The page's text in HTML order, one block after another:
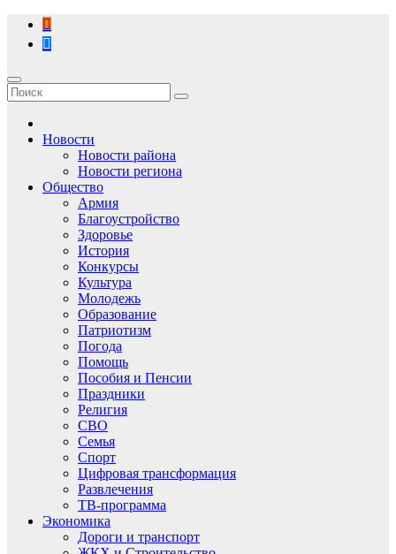
Перейти
содержимому
Новости
Новости района
Новости региона
Общество
Армия
Благоустройство
Здоровье
История
Конкурсы
Культура
Молодежь
Образование
Патриотизм
Погода
Помощь
Пособия и Пенсии
Праздники
Религия
СВО
Семья
Спорт
Цифровая трансформация
Развлечения
ТВ-программа
Экономика
Дороги и транспорт